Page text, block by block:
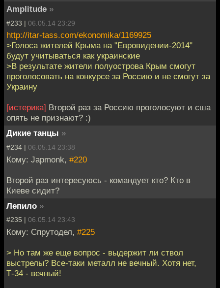
Amplitude »
#233 | 06.05.14 23:29
http://itar-tass.com/ekonomika/1169925
>Голоса жителей Крыма на "Евровидении-2014"
будут учитываться как украинские
>В результате жители полуострова Крым смогут
проголосовать на конкурсе за Россию и не смогут за
Украину
[истерика] Второй раз за Россию проголосуют и сша
опять не признают? :)
Дикие танцы »
#234 | 06.05.14 23:38
Кому: Japmonk, #220
Второй раз интересуюсь - командует кто? Кто в
Киеве сидит?
Лепило »
#235 | 06.05.14 23:43
Кому: Спрутодел, #225
> Но там же еще вопрос - выдержит ли ствол
выстрелы? Все-таки металл не вечный. Хотя нет,
Т-34 - вечный!